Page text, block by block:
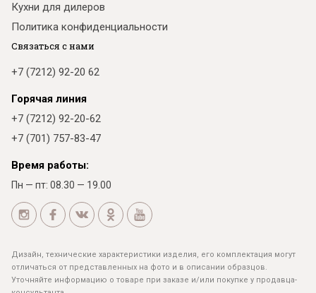
Кухни для дилеров
Политика конфиденциальности
Связаться с нами
+7 (7212) 92-20 62
Горячая линия
+7 (7212) 92-20-62
+7 (701) 757-83-47
Время работы:
Пн — пт: 08.30 — 19.00
Дизайн, технические характеристики изделия, его комплектация могут
отличаться от представленных на фото и в описании образцов.
Уточняйте информацию о товаре при заказе и/или покупке у продавца-